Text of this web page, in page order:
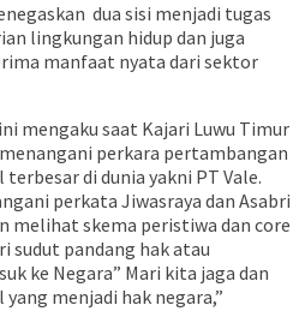
dua sisi menjadi tugas
lingkungan hidup dan juga
manfaat nyata dari sektor
mengaku saat Kajari Luwu Timur
perkara pertambangan
di dunia yakni PT Vale.
perkata Jiwasraya dan Asabri
melihat skema peristiwa dan core
sudut pandang hak atau
ke Negara” Mari kita jaga dan
menjadi hak negara,”